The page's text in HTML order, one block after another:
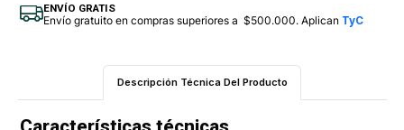
ENVÍO GRATIS
Envío gratuito en compras superiores a $500.000. Aplican TyC
Descripción Técnica Del Producto